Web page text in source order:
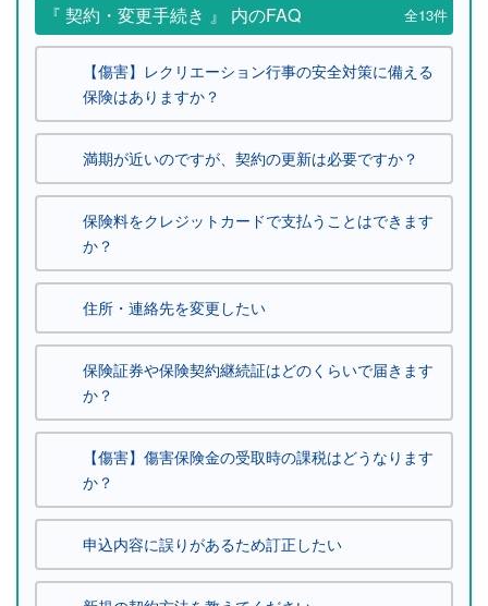
『 契約・変更手続き 』 内のFAQ
全13件
【傷害】レクリエーション行事の安全対策に備える
保険はありますか？
満期が近いのですが、契約の更新は必要ですか？
保険料をクレジットカードで支払うことはできます
か？
住所・連絡先を変更したい
保険証券や保険契約継続証はどのくらいで届きます
か？
【傷害】傷害保険金の受取時の課税はどうなります
か？
申込内容に誤りがあるため訂正したい